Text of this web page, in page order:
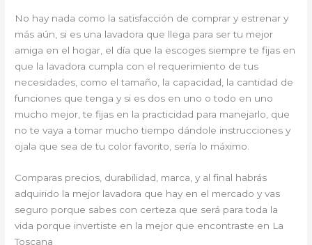
No hay nada como la satisfacción de comprar y estrenar y
más aún, si es una lavadora que llega para ser tu mejor
amiga en el hogar, el día que la escoges siempre te fijas en
que la lavadora cumpla con el requerimiento de tus
necesidades, como el tamaño, la capacidad, la cantidad de
funciones que tenga y si es dos en uno o todo en uno
mucho mejor, te fijas en la practicidad para manejarlo, que
no te vaya a tomar mucho tiempo dándole instrucciones y
ojala que sea de tu color favorito, sería lo máximo.
Comparas precios, durabilidad, marca, y al final habrás
adquirido la mejor lavadora que hay en el mercado y vas
seguro porque sabes con certeza que será para toda la
vida porque invertiste en la mejor que encontraste en La
Toscana